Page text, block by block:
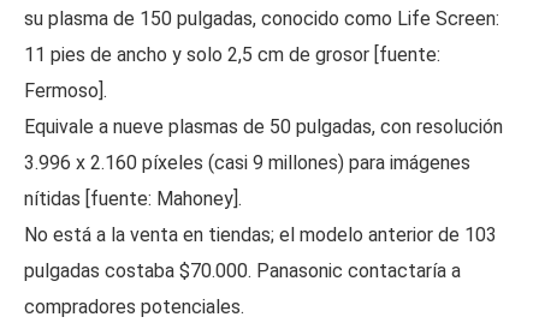
su plasma de 150 pulgadas, conocido como Life Screen:
11 pies de ancho y solo 2,5 cm de grosor [fuente:
Fermoso].
Equivale a nueve plasmas de 50 pulgadas, con resolución
3.996 x 2.160 píxeles (casi 9 millones) para imágenes
nítidas [fuente: Mahoney].
No está a la venta en tiendas; el modelo anterior de 103
pulgadas costaba $70.000. Panasonic contactaría a
compradores potenciales.